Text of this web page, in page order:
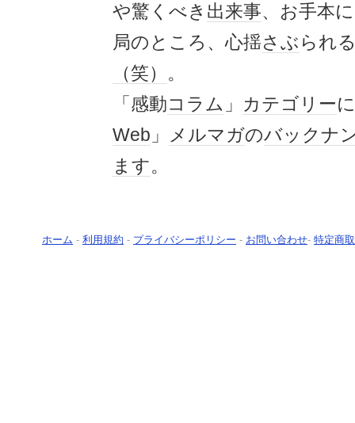
や驚くべき 出来事、お手本
局のところ、心揺さぶ られ
（笑） 。​
「感動コラム 」 カテゴリー
Web 」 メルマガのバックナ
ます。
ホーム - 利用規約 - プライバシーポリシー - お問い合わせ- 特定商